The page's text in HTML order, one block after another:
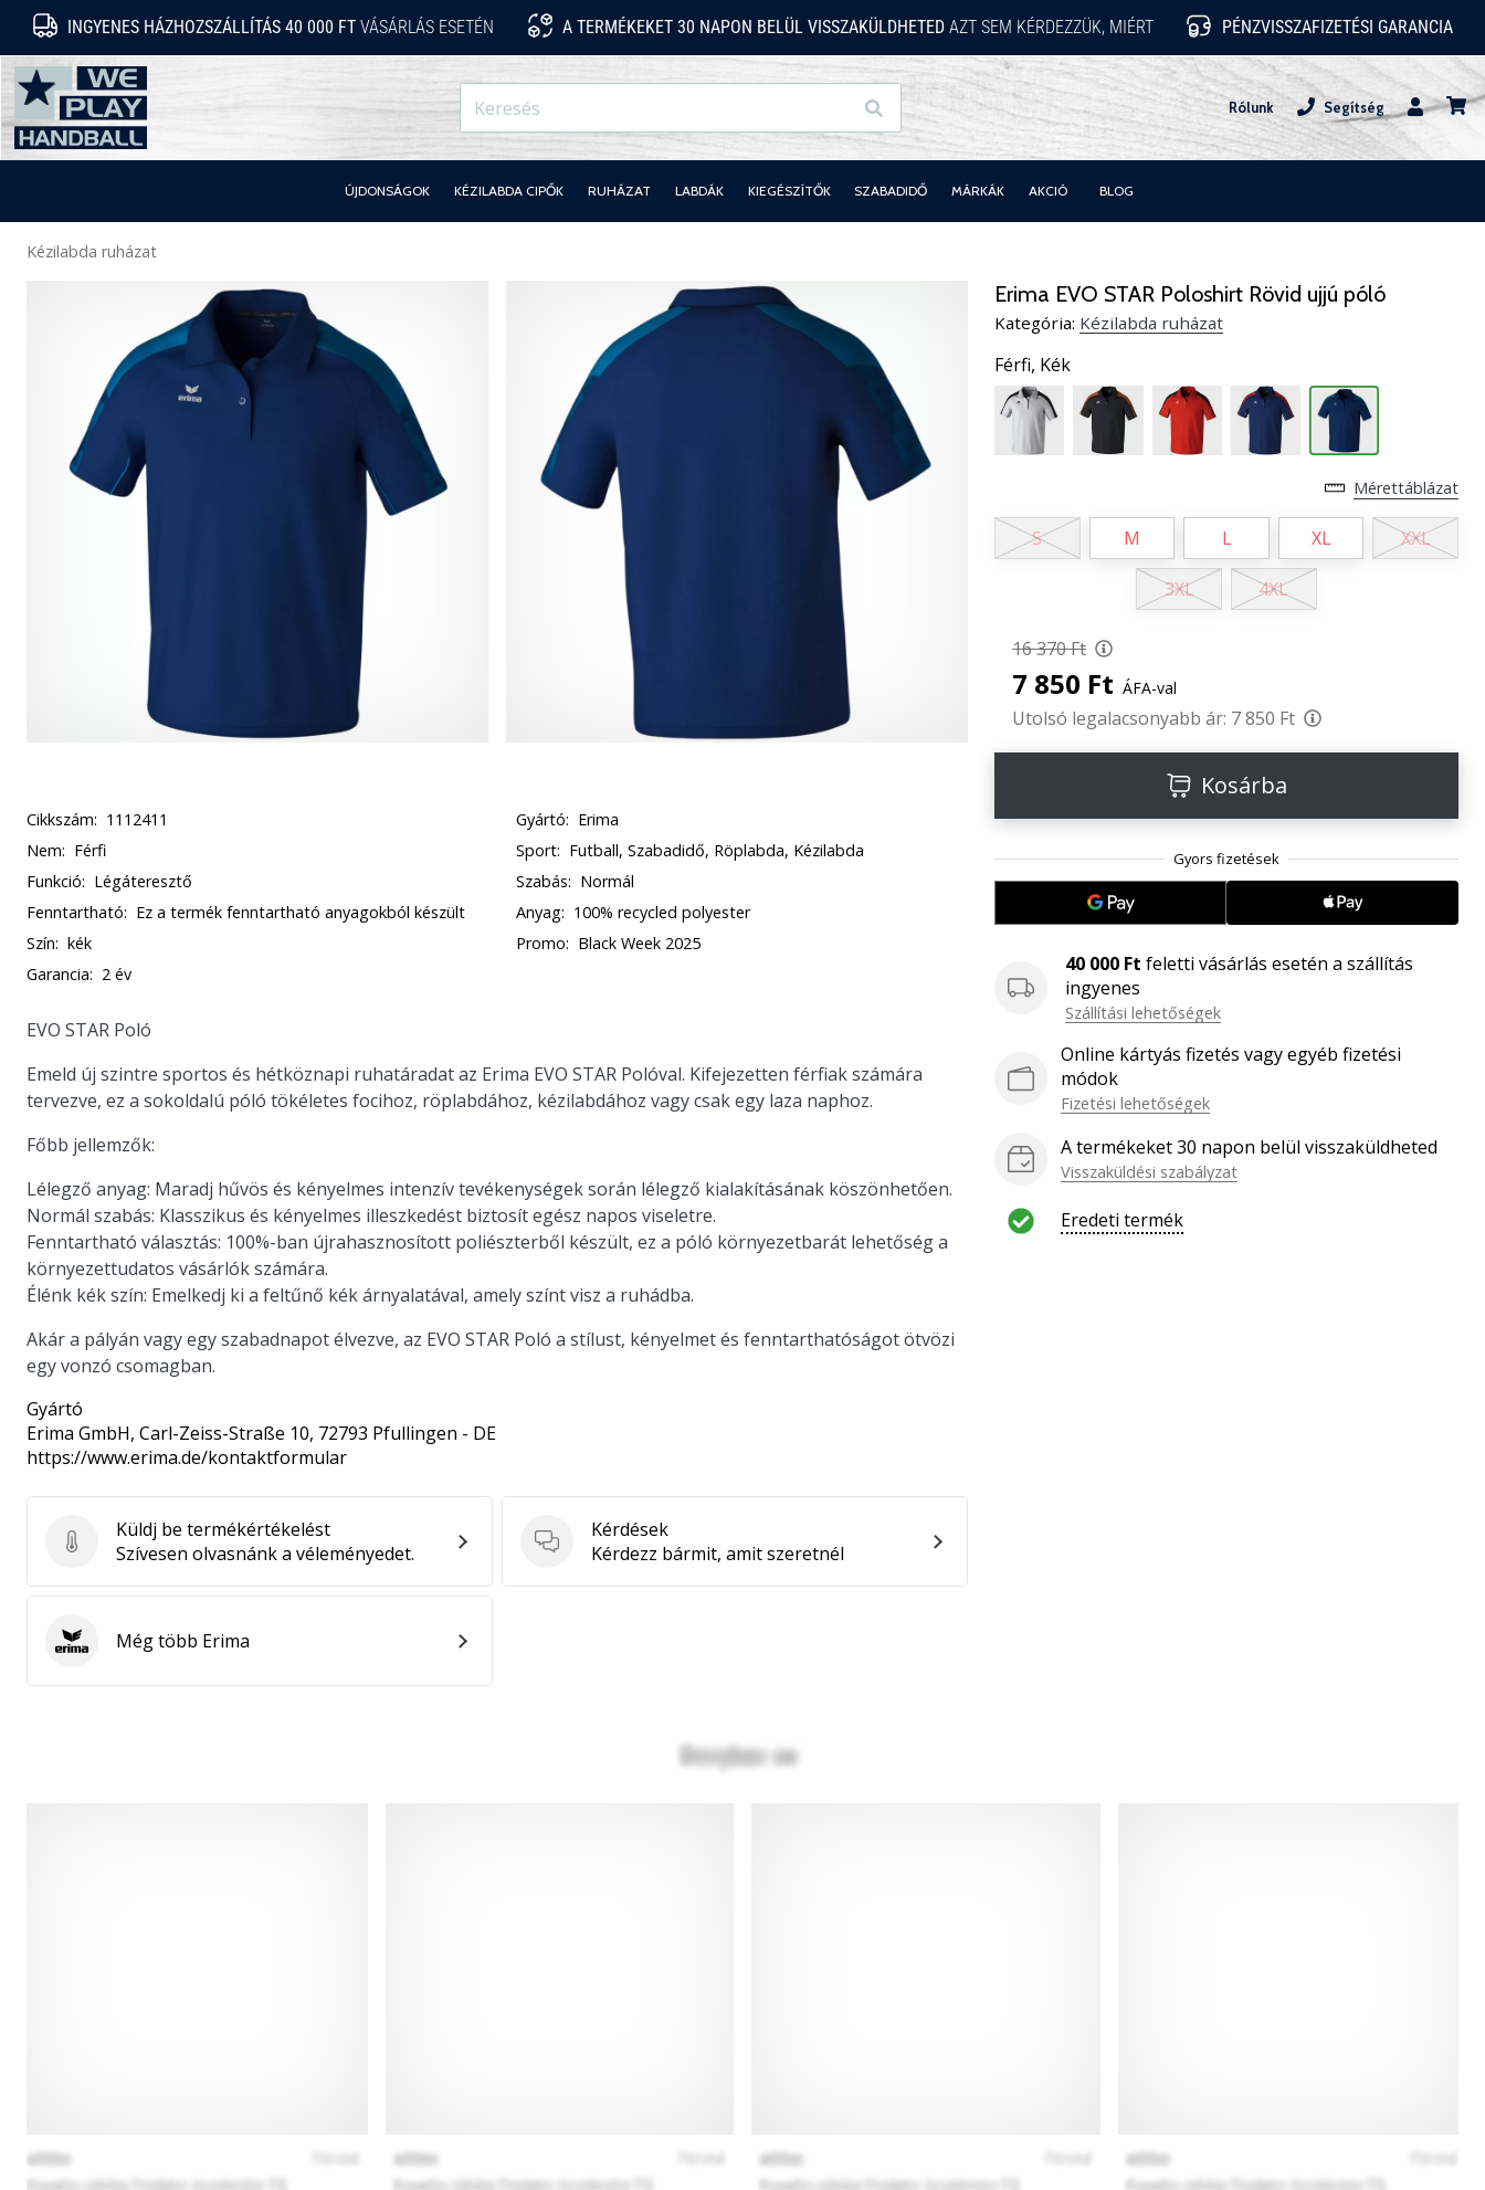
INGYENES HÁZHOZSZÁLLÍTÁS 40 000 FT VÁSÁRLÁS ESETÉN A TERMÉKEKET 30 NAPON BELÜL VISSZAKÜLDHETEDAZT SEM KÉRDEZZÜK, MIÉRT PÉNZVISSZAFIZETÉSI GARANCIA
WePlayHandball.hu
Keresés Rólunk
Segítség
Felhasználó
ÚJDONSÁGOK KÉZILABDA CIPŐK RUHÁZAT LABDÁK KIEGÉSZÍTŐK SZABADIDŐ MÁRKÁK AKCIÓ BLOG
Kézilabda ruházat
Erima EVO STAR Poloshirt Rövid ujjú póló
Kategória: Kézilabda ruházat
Férfi, Kék
Mérettáblázat
S M L XL XXL
3XL 4XL
16 370 Ft
7 850 Ft ÁFA-val
Utolsó legalacsonyabb ár: 7 850 Ft
Kosárba
40 000 Ft feletti vásárlás esetén a szállítás
ingyenes
Szállítási lehetőségek
Online kártyás fizetés vagy egyéb fizetési
módok
Fizetési lehetőségek
A termékeket 30 napon belül visszaküldheted
Visszaküldési szabályzat
Eredeti termék
Cikkszám: 1112411 Gyártó: Erima
Nem: Férfi Sport: Futball, Szabadidő, Röplabda, Kézilabda
Funkció: Légáteresztő Szabás: Normál
Fenntartható: Ez a termék fenntartható anyagokból készült Anyag: 100% recycled polyester
Szín: kék Promo: Black Week 2025
Garancia: 2 év
EVO STAR Poló
Emeld új szintre sportos és hétköznapi ruhatáradat az Erima EVO STAR Polóval. Kifejezetten férfiak számára
tervezve, ez a sokoldalú póló tökéletes focihoz, röplabdához, kézilabdához vagy csak egy laza naphoz.
Főbb jellemzők:
Lélegző anyag: Maradj hűvös és kényelmes intenzív tevékenységek során lélegző kialakításának köszönhetően.
Normál szabás: Klasszikus és kényelmes illeszkedést biztosít egész napos viseletre.
Fenntartható választás: 100%-ban újrahasznosított poliészterből készült, ez a póló környezetbarát lehetőség a
környezettudatos vásárlók számára.
Élénk kék szín: Emelkedj ki a feltűnő kék árnyalatával, amely színt visz a ruhádba.
Akár a pályán vagy egy szabadnapot élvezve, az EVO STAR Poló a stílust, kényelmet és fenntarthatóságot ötvözi
egy vonzó csomagban.
Gyártó
Erima GmbH, Carl-Zeiss-Straße 10, 72793 Pfullingen - DE
https://www.erima.de/kontaktformular
Küldj be termékértékelést
Küldj be termékértékelést
Szívesen olvasnánk a véleményedet.
Kérdések
Kérdések
Kérdezz bármit, amit szeretnél
ErimaMég több Erima